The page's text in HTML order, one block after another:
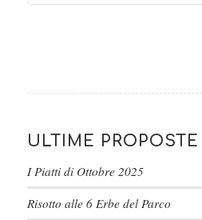
ULTIME PROPOSTE
I Piatti di Ottobre 2025
Risotto alle 6 Erbe del Parco